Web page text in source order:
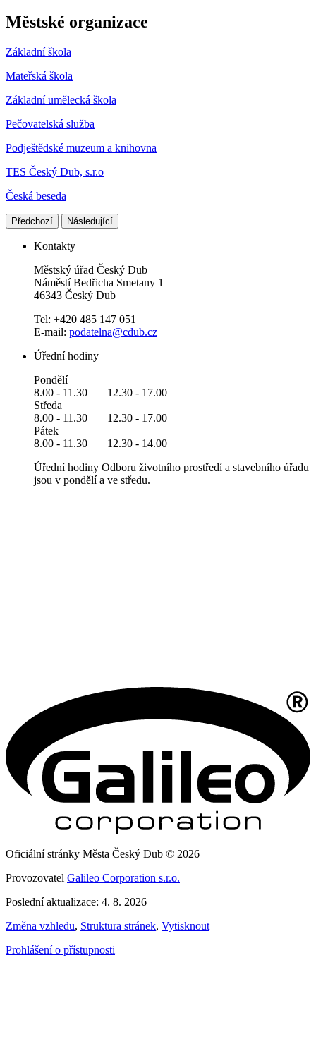
Městské organizace
Základní škola
Mateřská škola
Základní umělecká škola
Pečovatelská služba
Podještědské muzeum a knihovna
TES Český Dub, s.r.o
Česká beseda
Předchozí Následující
Kontakty
Městský úřad Český Dub
Náměstí Bedřicha Smetany 1
46343 Český Dub
Tel: +420 485 147 051
E-mail: podatelna@cdub.cz
Úřední hodiny
Pondělí
8.00 - 11.30 12.30 - 17.00
Středa
8.00 - 11.30 12.30 - 17.00
Pátek
8.00 - 11.30 12.30 - 14.00
Úřední hodiny Odboru životního prostředí a stavebního úřadu
jsou v pondělí a ve středu.
Oficiální stránky Města Český Dub © 2026
Provozovatel Galileo Corporation s.r.o.
Poslední aktualizace: 4. 8. 2026
Změna vzhledu, Struktura stránek, Vytisknout
Prohlášení o přístupnosti